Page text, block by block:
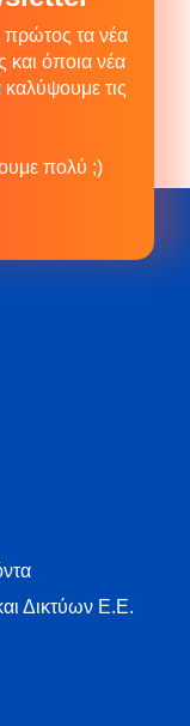
πρώτος τα νέα
και όποια νέα
τις
πολύ ;)
Δικτύων Ε.Ε.